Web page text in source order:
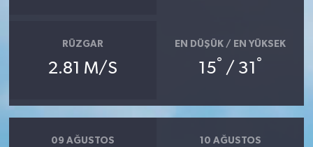
RÜZGAR
2.81 M/S
EN DÜŞÜK / EN YÜKSEK
15° / 31 °
09 AĞUSTOS 10 AĞUSTOS